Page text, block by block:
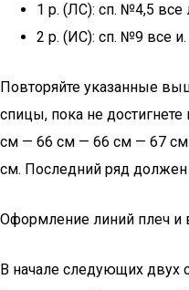
1 р. (ЛС): сп. №4,5 все
2 р. (ИС): сп. №9 все и.
Повторяйте указанные
спицы, пока не
см — 66 см — 66 см — 67
см. Последний ряд
Оформление линий плеч и
В начале следующих двух